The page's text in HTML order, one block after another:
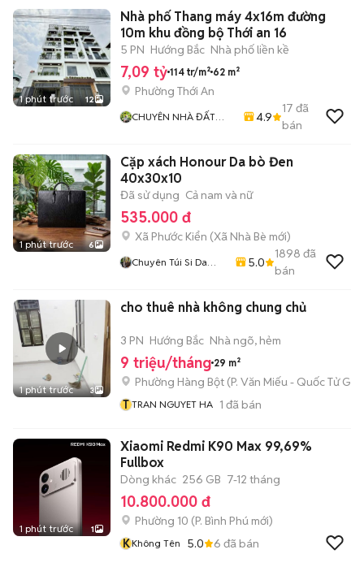
1 phút trước 12
Nhà phố Thang máy 4x16m đường
10m khu đồng bộ Thới an 16
5 PN Hướng Bắc Nhà phố liền kề
7,09 tỷ 114 tr/m² 62 m²
Phường Thới An
CHUYÊN NHÀ ĐẤT
4.9
17 đã
bán
1 phút trước 6
Cặp xách Honour Da bò Đen
40x30x10
Đã sử dụng Cả nam và nữ
535.000 đ
Xã Phước Kiển (Xã Nhà Bè mới)
Chuyên Túi Si Da
5.0
1898 đã
bán
1 phút trước 3
cho thuê nhà không chung chủ
3 PN Hướng Bắc Nhà ngõ, hẻm
9 triệu/tháng 29 m²
Phường Hàng Bột (P. Văn Miếu - Quốc Tử
T TRAN NGUYET HA 1 đã bán
1 phút trước 1
Xiaomi Redmi K90 Max 99,69%
Fullbox
Dòng khác 256 GB 7-12 tháng
10.800.000 đ
Phường 10 (P. Bình Phú mới)
KKhông Tên 5.0 6 đã bán